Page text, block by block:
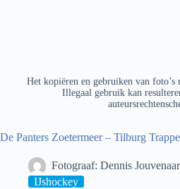
Het kopiëren en gebruiken van foto’s
Illegaal gebruik kan
De Panters Zoetermeer – Tilburg
Fotograaf: Dennis Jouvenaar
IJshockey